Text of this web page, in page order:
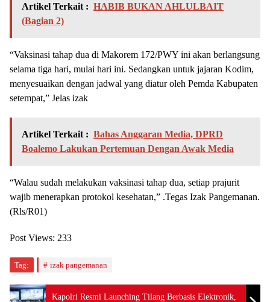
Artikel Terkait : HABIB BUKAN AHLULBAIT
(Bagian 2)
“Vaksinasi tahap dua di Makorem 172/PWY ini akan berlangsung
selama tiga hari, mulai hari ini. Sedangkan untuk jajaran Kodim,
menyesuaikan dengan jadwal yang diatur oleh Pemda Kabupaten
setempat,” Jelas izak
Artikel Terkait : Bahas Anggaran Media, DPRD
Boalemo Lakukan Pertemuan Dengan Awak Media
“Walau sudah melakukan vaksinasi tahap dua, setiap prajurit
wajib menerapkan protokol kesehatan,” .Tegas Izak Pangemanan.
(Rls/R01)
Post Views: 233
Tag: izak pangemanan
Kapolri Resmi Launching Tilang Berbasis Elektronik,